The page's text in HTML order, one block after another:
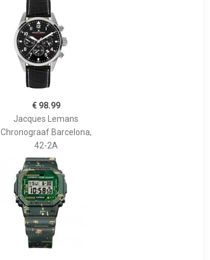
€ 98.99
Jacques Lemans
Chronograaf Barcelona,
42-2A